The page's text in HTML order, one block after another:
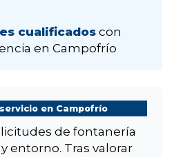
cualificados con
en Campofrío
en Campofrío
de fontanería
y entorno. Tras valorar